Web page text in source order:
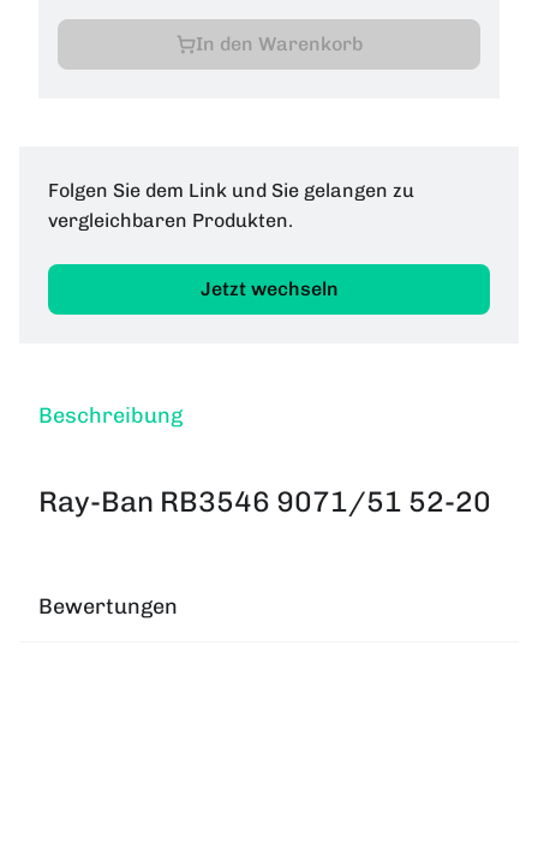
In den Warenkorb
Folgen Sie dem Link und Sie gelangen zu
vergleichbaren Produkten.
Jetzt wechseln
Beschreibung
Ray-Ban RB3546 9071/51 52-20
Bewertungen